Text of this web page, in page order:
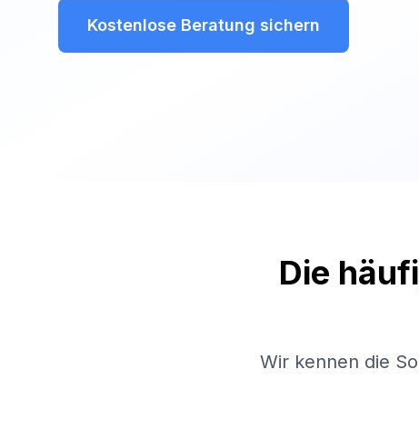
Kostenlose Beratung sichern
Die
Wir kennen die